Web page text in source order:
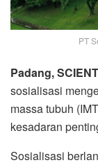
PT
Padang,
sosialisasi
massa tubuh
kesadaran
Sosialisasi